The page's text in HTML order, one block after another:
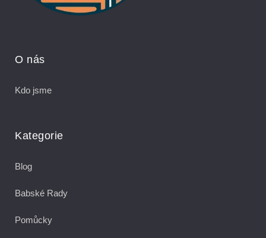
O nás
Kdo jsme
Kategorie
Blog
Babské Rady
Pomůcky